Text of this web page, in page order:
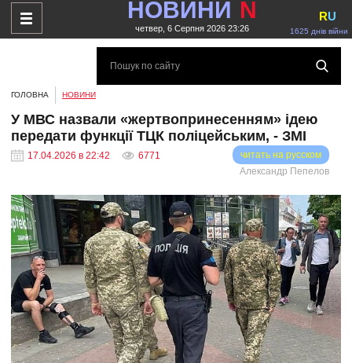
НОВИНИ N
четвер, 6 Серпня 2026 23:26 1625 днів війни
RU
ГОЛОВНА НОВИНИ
У МВС назвали «жертвопринесенням» ідею
передати функції ТЦК поліцейським, - ЗМІ
17.04.2026 в 22:42 6771
читать на русском
Александр Пепелов